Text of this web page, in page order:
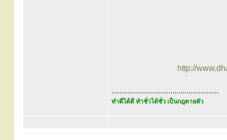
http://
.....................................................
ทำดีได้ดี ทำชั่วได้ชั่ว เป็นกฎตายตัว